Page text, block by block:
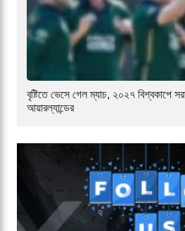
বৃষ্টিতে ভেসে গেল ম্যাচ, ২০২৭ বিশ্বকাপে
আয়ারল্যান্ডের